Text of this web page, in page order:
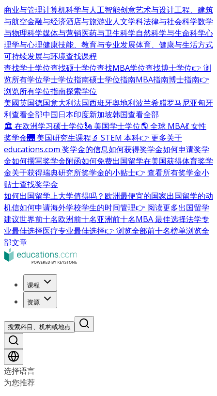
商业与管理计算机科学与人工智能创意艺术与设计工程、建筑
与航空金融与经济酒店与旅游业人文学科法律与社会科学数学
与物理科学媒体与营销医药与卫生科学自然科学与生命科学心
理学与心理健康技能、教育与专业发展体育、健康与生活方式
可持续发展与环境查找课程
查找学士学位查找硕士学位查找MBA学位查找博士学位👉 浏
览所有学位学士学位指南硕士学位指南MBA指南博士指南👉
浏览所有学位指南探索学位
美國英国德国意大利法国西班牙奥地利波兰希腊罗马尼亚匈牙
利查看全部中国日本印度新加坡韩国查看全部
🏛 在欧洲学习硕士学位🗽 美国学士学位🌎 全球 MBA💃 女性
奖学金🌉 美国研究生课程🔬 STEM 本科👉 更多关于
educations.com 奖学金的信息如何获得奖学金如何申请奖学
金如何撰写奖学金附函如何免费出国留学在美国获得体育奖学
金关于获得瑞典研究所奖学金的小贴士👉 查看所有奖学金小
贴士查找奖学金
如何出国留学上大学值得吗？ 欧洲最便宜的国家出国留学的动
机信如何申请海外学校学生的时间管理👉 阅读更多出国留学
建议世界前十名欧洲前十名亚洲前十名MBA 最佳选择法学专
业最佳选择医疗专业最佳选择👉 浏览全部前十名榜单浏览全
部文章
课程
资源
搜索科目、机构或地点
选择语言
为您推荐